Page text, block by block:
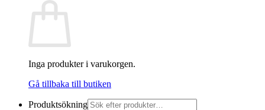
Inga produkter i varukorgen.
Gå tillbaka till butiken
Produktsökning